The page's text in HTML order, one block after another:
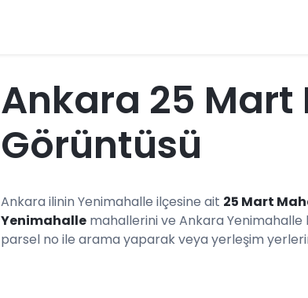
Ankara 25
Görüntüsü
Ankara ilinin Yenimahalle ilçesine ait 25 Mart
Yenimahalle mahallerini ve Ankara
parsel no ile arama yaparak veya yerleşim